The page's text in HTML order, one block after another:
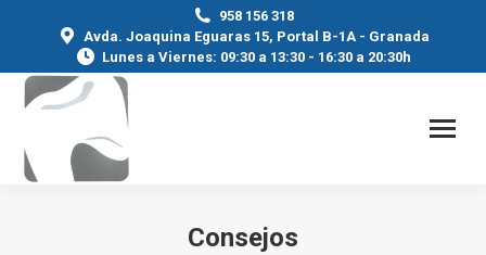
958 156 318
Avda. Joaquina Eguaras 15, Portal B-1A - Granada
Lunes a Viernes: 09:30 a 13:30 - 16:30 a 20:30h
Consejos